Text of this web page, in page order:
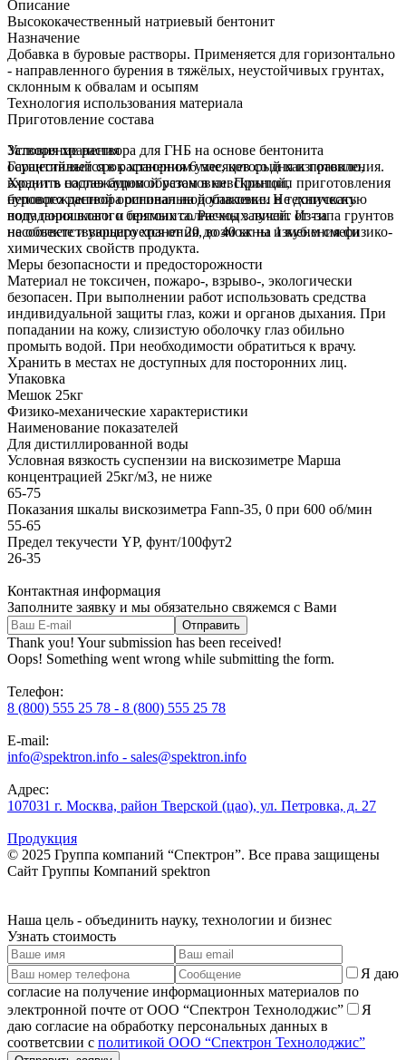
Описание
Высококачественный натриевый бентонит
Назначение
Добавка в буровые растворы. Применяется для горизонтально
- направленного бурения в тяжёлых, неустойчивых грунтах,
склонным к обвалам и осыпям
Технология использования материала
Приготовление состава
Затворение раствора для ГНБ на основе бентонита
осуществляется в растворном узле, который как правило,
входит в состав буровой установки. Принцип приготовления
бурового раствора основан на добавлении в техническую
воду порошкового бентонита. Расход зависит от типа грунтов
на объекте и варьируется от 20 до 40 кг на 1 куб.м смеси
Условия хранения
Гарантийный срок хранения 6 месяцев со дня изготовления.
Хранить надлежащим образом в невскрытой,
неповрежденной оригинальной упаковке. Не допускать
попадания влаги и прямых солнечных лучей. Из-за
несоответствующего хранения, возможны изменения физико-
химических свойств продукта.
Меры безопасности и предосторожности
Материал не токсичен, пожаро-, взрыво-, экологически
безопасен. При выполнении работ использовать средства
индивидуальной защиты глаз, кожи и органов дыхания. При
попадании на кожу, слизистую оболочку глаз обильно
промыть водой. При необходимости обратиться к врачу.
Хранить в местах не доступных для посторонних лиц.
Упаковка
Мешок 25кг
Физико-механические характеристики
Наименование показателей
Для дистиллированной воды
Условная вязкость суспензии на вискозиметре Марша
концентрацией 25кг/м3, не ниже
65-75
Показания шкалы вискозиметра Fann-35, 0 при 600 об/мин
55-65
Предел текучести YP, фунт/100фут2
26-35
Контактная информация
Заполните заявку и мы обязательно свяжемся с Вами
Thank you! Your submission has been received!
Oops! Something went wrong while submitting the form.
Телефон:
8 (800) 555 25 78 - 8 (800) 555 25 78
E-mail:
info@spektron.info - sales@spektron.info
Адрес:
107031 г. Москва, район Тверской (цао), ул. Петровка, д. 27
Продукция
© 2025 Группа компаний “Спектрон”. Все права защищены
Cайт Группы Компаний spektron
Наша цель - объединить науку, технологии и бизнес
Узнать стоимость
Я даю
согласие на получение информационных материалов по
электронной почте от ООО “Спектрон Технолоджис”
Я
даю согласие на обработку персональных данных в
соответсвии с политикой ООО “Спектрон Технолоджис”